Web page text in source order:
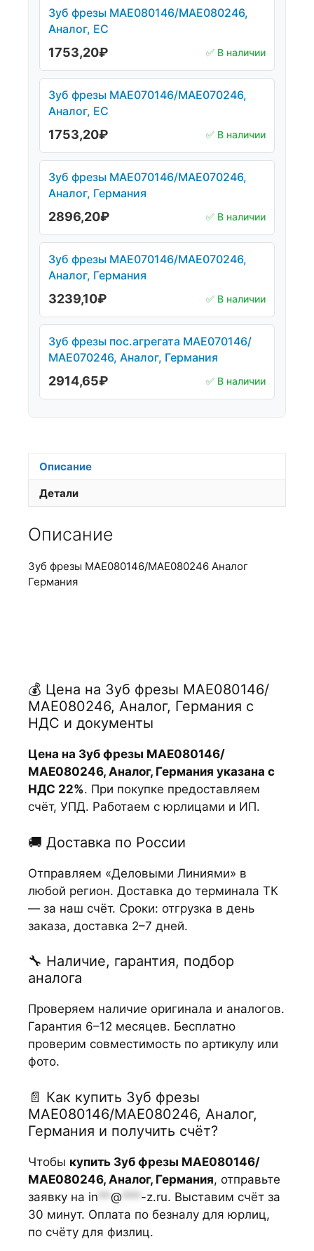
Зуб фрезы МАЕ080146/МАЕ080246,
Аналог, ЕС
1753,20₽ ✅ В наличии
Зуб фрезы МАЕ070146/МАЕ070246,
Аналог, ЕС
1753,20₽ ✅ В наличии
Зуб фрезы МАЕ070146/МАЕ070246,
Аналог, Германия
2896,20₽ ✅ В наличии
Зуб фрезы МАЕ070146/МАЕ070246,
Аналог, Германия
3239,10₽ ✅ В наличии
Зуб фрезы пос.агрегата МАЕ070146/
МАЕ070246, Аналог, Германия
2914,65₽ ✅ В наличии
Описание
Детали
Описание
Зуб фрезы МАЕ080146/МАЕ080246 Аналог
Германия
💰 Цена на Зуб фрезы МАЕ080146/
МАЕ080246, Аналог, Германия с
НДС и документы
Цена на Зуб фрезы МАЕ080146/
МАЕ080246, Аналог, Германия указана с
НДС 22%. При покупке предоставляем
счёт, УПД. Работаем с юрлицами и ИП.
🚚 Доставка по России
Отправляем «Деловыми Линиями» в
любой регион. Доставка до терминала ТК
— за наш счёт. Сроки: отгрузка в день
заказа, доставка 2–7 дней.
🔧 Наличие, гарантия, подбор
аналога
Проверяем наличие оригинала и аналогов.
Гарантия 6–12 месяцев. Бесплатно
проверим совместимость по артикулу или
фото.
📄 Как купить Зуб фрезы
МАЕ080146/МАЕ080246, Аналог,
Германия и получить счёт?
Чтобы купить Зуб фрезы МАЕ080146/
МАЕ080246, Аналог, Германия, отправьте
заявку на in ** @ *** -z.ru. Выставим счёт за
30 минут. Оплата по безналу для юрлиц,
по счёту для физлиц.